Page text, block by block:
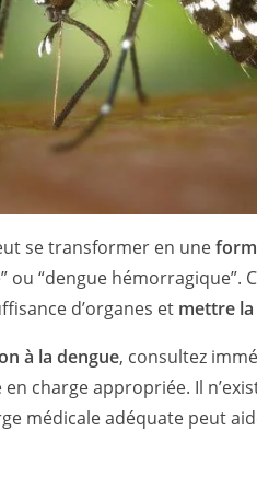
se transformer en une
ou “dengue
d’organes et mettre
à la dengue, consultez
charge appropriée. Il
médicale adéquate peut